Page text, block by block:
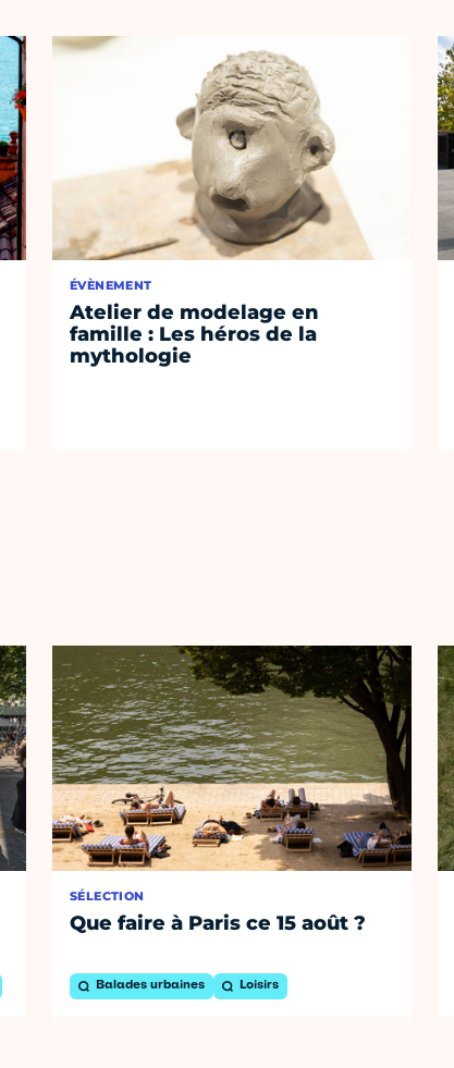
ÉVÈNEMENT
Atelier de modelage en
famille : Les héros de la
mythologie
SÉLECTION
Que faire à Paris ce 15 août ?
Balades urbaines Loisirs